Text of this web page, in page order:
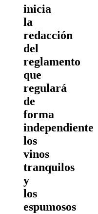
inicia
la
redacción
del
reglamento
que
regulará
de
forma
independiente
los
vinos
tranquilos
y
los
espumosos